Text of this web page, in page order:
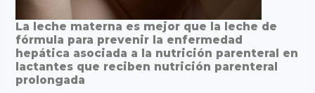
La leche materna es mejor que la leche de
fórmula para prevenir la enfermedad
hepática asociada a la nutrición parenteral en
lactantes que reciben nutrición parenteral
prolongada
La
leche
materna
es
mejor